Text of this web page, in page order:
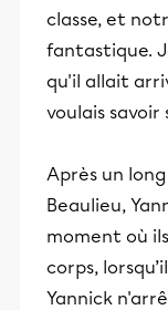
classe, et
fantastique.
qu'il allait
voulais
Après un
Beaulieu,
moment où
corps,
Yannick